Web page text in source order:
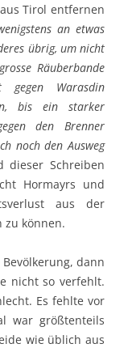
Tirol entfernen
an etwas
übrig, um nicht
Räuberbande
Warasdin
bis ein starker
den Brenner
noch den Ausweg
dieser Schreiben
Hormayrs und
aus der
zu können.
dann
nicht so verfehlt.
Es fehlte vor
war größtenteils
wie üblich aus